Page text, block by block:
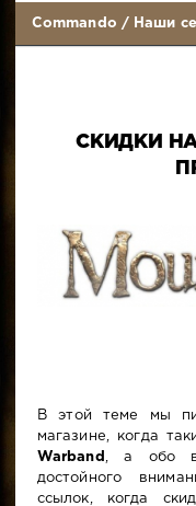
Commando / Наши
СКИДКИ НА
В этой теме мы
магазине, когда
Warband
, а обо
достойного
ссылок, когда